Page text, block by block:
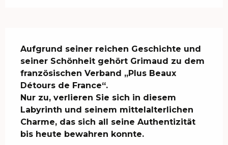
Aufgrund seiner reichen Geschichte und
seiner Schönheit gehört Grimaud zu dem
französischen Verband „Plus Beaux
Détours de France“.
Nur zu, verlieren Sie sich in diesem
Labyrinth und seinem mittelalterlichen
Charme, das sich all seine Authentizität
bis heute bewahren konnte.